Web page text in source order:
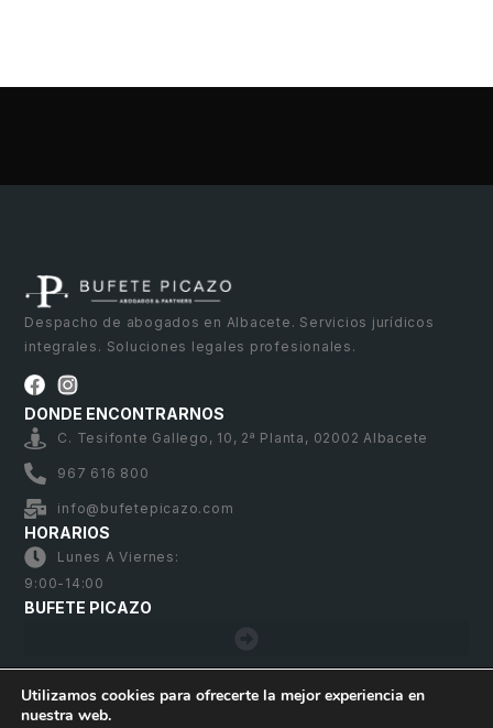
Despacho de abogados en Albacete. Servicios jurídicos
integrales. Soluciones legales profesionales.
DONDE ENCONTRARNOS
C. Tesifonte Gallego, 10, 2ª Planta, 02002 Albacete
967 616 800
info@bufetepicazo.com
HORARIOS
Lunes A Viernes:
9:00-14:00
BUFETE PICAZO
Utilizamos cookies para ofrecerte la mejor experiencia en
nuestra web.